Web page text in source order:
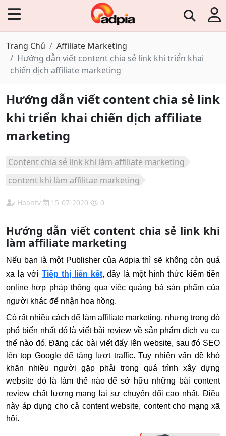
Trang Chủ
Affiliate Marketing
Hướng dẫn viết content chia sẻ link khi triển khai
chiến dịch affiliate marketing
Hướng dẫn viết content chia sẻ link
khi triển khai chiến dịch affiliate
marketing
Content chia sẻ link khi làm affiliate marketing
content khi làm affilitae marketing
Hoantv 15-07-2020 0
Hướng dẫn viết content chia sẻ link khi
làm affiliate marketing
Nếu bạn là một Publisher của Adpia thì sẽ không còn quá
xa lạ với Tiếp thị liên kết, đây là một hình thức kiếm tiền
online hợp pháp thông qua việc quảng bá sản phẩm của
người khác để nhận hoa hồng.
Có rất nhiều cách để làm affiliate marketing, nhưng trong đó
phổ biến nhất đó là viết bài review về sản phẩm dịch vụ cụ
thể nào đó. Đăng các bài viết đấy lên website, sau đó SEO
lên top Google để tăng lượt traffic. Tuy nhiên vấn đề khó
khăn nhiều người gặp phải trong quá trình xây dựng
website đó là làm thế nào để sở hữu những bài content
review chất lượng mang lại sự chuyển đổi cao nhất. Điều
này áp dụng cho cả content website, content cho mạng xã
hội.